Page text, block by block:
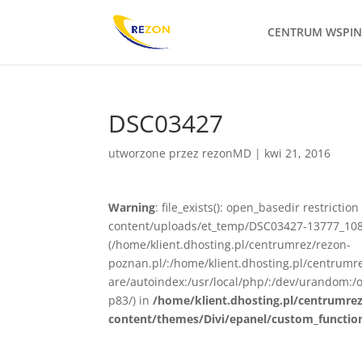
CENTRUM
DSC03427
utworzone przez rezonMD | kwi 21, 2016
Warning: file_exists(): open_basedir
content/uploads/et_temp/DSC03427-
(/home/klient.dhosting.pl/centrumrez/rezon-
poznan.pl/:/home/klient.dhosting.pl/
are/autoindex:/usr/local/php/:/dev/
p83/) in/home/klient.dhosting.pl/
content/themes/Divi/epanel/